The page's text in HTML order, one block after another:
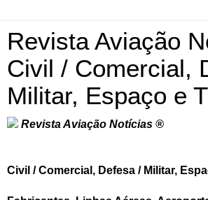
Revista Aviação
Civil / Comercial,
Militar, Espaço e
Revista Aviação Notícias ®
Civil / Comercial, Defesa / Militar,